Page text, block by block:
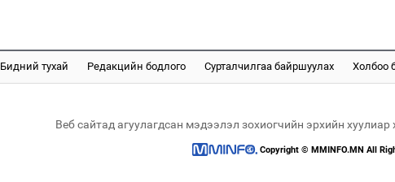
Бидний тухай Редакцийн бодлого Сурталчилгаа байршуулах Холбоо
Веб сайтад агуулагдсан мэдээлэл зохиогчийн эрхийн
Copyright © MMINFO.MN All